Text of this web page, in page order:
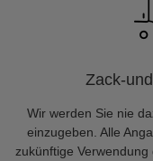
Zack-
Wir werden Sie nie
einzugeben. Alle
zukünftige